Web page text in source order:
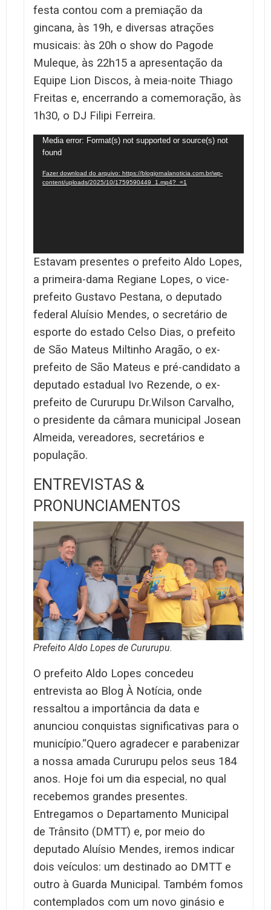
festa contou com a premiação da
gincana, às 19h, e diversas atrações
musicais: às 20h o show do Pagode
Muleque, às 22h15 a apresentação da
Equipe Lion Discos, à meia-noite Thiago
Freitas e, encerrando a comemoração, às
1h30, o DJ Filipi Ferreira.
Tocador
de
vídeo
Media error: Format(s) not supported or source(s) not
found
Fazer download do arquivo: https://blogjornalanoticia.com.br/wp-
content/uploads/2025/10/1759590449_1.mp4?_=1
Estavam presentes o prefeito Aldo Lopes,
a primeira-dama Regiane Lopes, o vice-
prefeito Gustavo Pestana, o deputado
federal Aluísio Mendes, o secretário de
esporte do estado Celso Dias, o prefeito
de São Mateus Miltinho Aragão, o ex-
prefeito de São Mateus e pré-candidato a
deputado estadual Ivo Rezende, o ex-
prefeito de Cururupu Dr.Wilson Carvalho,
o presidente da câmara municipal Josean
Almeida, vereadores, secretários e
população.
ENTREVISTAS &
PRONUNCIAMENTOS
Prefeito Aldo Lopes de Cururupu.
O prefeito Aldo Lopes concedeu
entrevista ao Blog À Notícia, onde
ressaltou a importância da data e
anunciou conquistas significativas para o
município.“Quero agradecer e parabenizar
a nossa amada Cururupu pelos seus 184
anos. Hoje foi um dia especial, no qual
recebemos grandes presentes.
Entregamos o Departamento Municipal
de Trânsito (DMTT) e, por meio do
deputado Aluísio Mendes, iremos indicar
dois veículos: um destinado ao DMTT e
outro à Guarda Municipal. Também fomos
contemplados com um novo ginásio e